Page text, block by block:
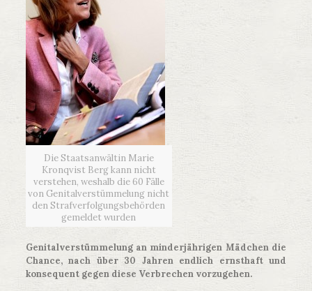
Die Staatsanwältin Marie
Kronqvist Berg kann nicht
verstehen, weshalb die 60 Fälle
von Genitalverstümmelung nicht
den Strafverfolgungsbehörden
gemeldet wurden
Genitalverstümmelung an minderjährigen Mädchen die
Chance, nach über 30 Jahren endlich ernsthaft und
konsequent gegen diese Verbrechen vorzugehen.